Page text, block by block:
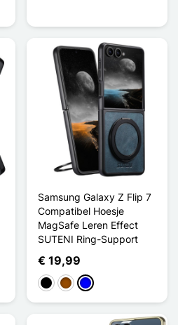
Samsung Galaxy Z Flip 7
Compatibel Hoesje
MagSafe Leren Effect
SUTENI Ring-Support
€ 19,99
ZwartBruinBlauw